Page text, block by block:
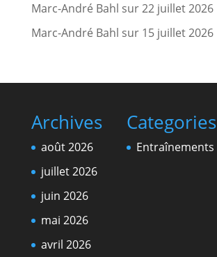
Marc-André Bahl sur22 juillet 2026
Marc-André Bahl sur 15 juillet 2026
Archives
août 2026
juillet 2026
juin 2026
mai 2026
avril 2026
Categories
Entraînements